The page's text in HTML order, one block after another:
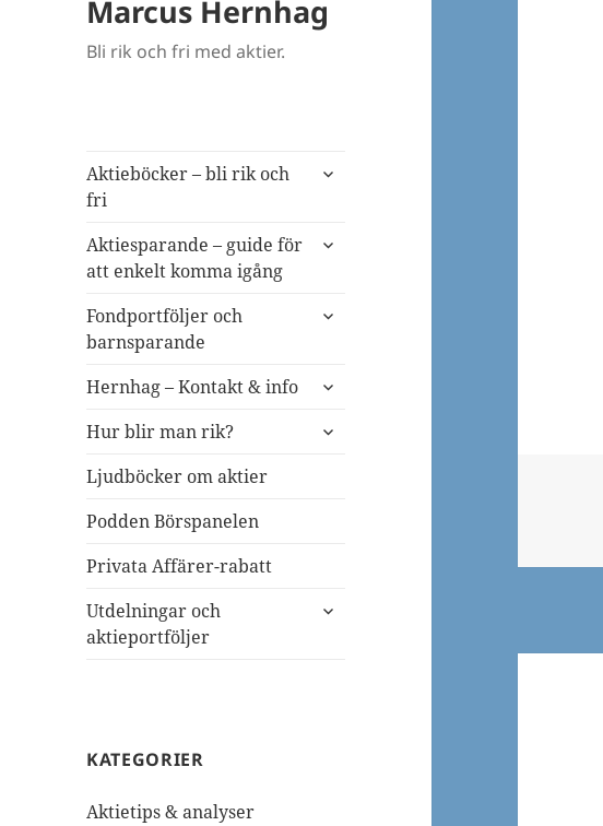
Marcus Hernhag
Bli rik och fri med aktier.
Aktieböcker – bli rik och
fri
expandera
Aktiesparande – guide för
att enkelt komma igång
expandera
Fondportföljer och
barnsparande
expandera
Hernhag – Kontakt & info
expandera
Hur blir man rik?
expandera
Ljudböcker om aktier
Podden Börspanelen
Privata Affärer-rabatt
Utdelningar och
aktieportföljer
expandera
KATEGORIER
Aktietips & analyser